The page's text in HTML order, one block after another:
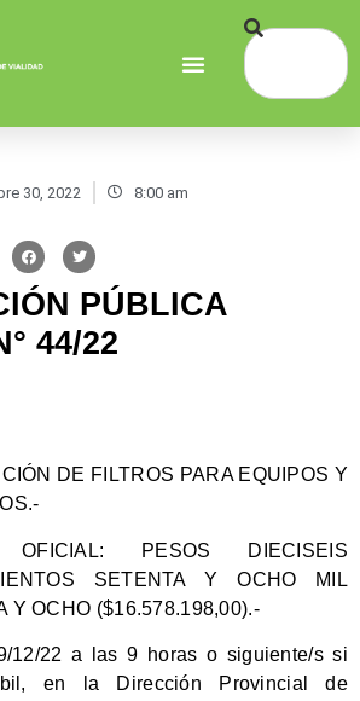
30, 2022 8:00 am
PÚBLICA
44/22
DE FILTROS PARA EQUIPOS Y
OFICIAL: PESOS DIECISEIS
SETENTA Y OCHO MIL
Y OCHO ($16.578.198,00).-
12/22 a las 9 horas o siguiente/s si
en la Dirección Provincial de